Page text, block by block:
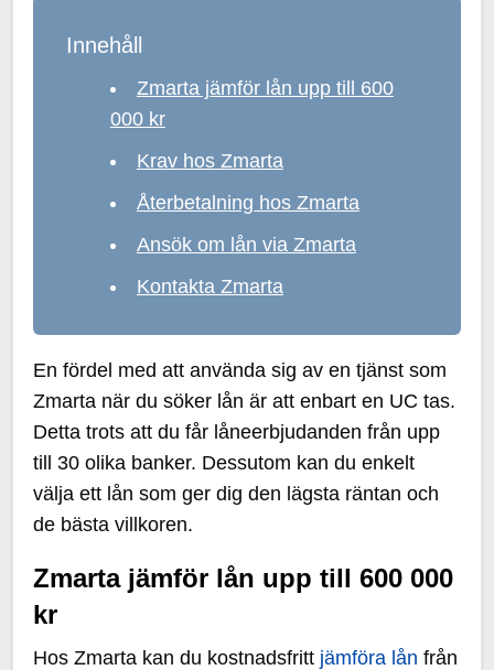
Innehåll
Zmarta jämför lån upp till 600
000 kr
Krav hos Zmarta
Återbetalning hos Zmarta
Ansök om lån via Zmarta
Kontakta Zmarta
En fördel med att använda sig av en tjänst som
Zmarta när du söker lån är att enbart en UC tas.
Detta trots att du får låneerbjudanden från upp
till 30 olika banker. Dessutom kan du enkelt
välja ett lån som ger dig den lägsta räntan och
de bästa villkoren.
Zmarta jämför lån upp till 600 000
kr
Hos Zmarta kan du kostnadsfritt jämföra lån från